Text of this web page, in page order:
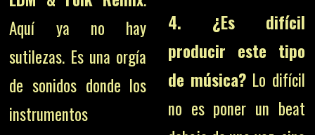
Aquí ya no hay
sutilezas. Es una orgía
de sonidos donde los
instrumentos
4. ¿Es difícil
producir este tipo
de música? Lo difícil
no es poner un beat